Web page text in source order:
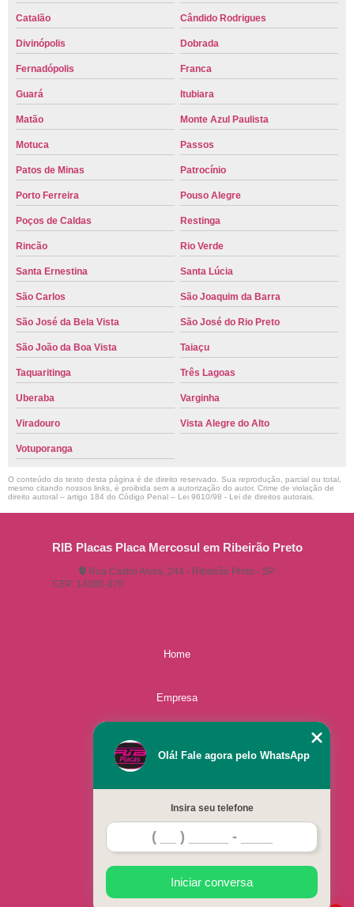
Catalão Cândido Rodrigues
Divinópolis Dobrada
Fernadópolis Franca
Guará Itubiara
Matão Monte Azul Paulista
Motuca Passos
Patos de Minas Patrocínio
Porto Ferreira Pouso Alegre
Poços de Caldas Restinga
Rincão Rio Verde
Santa Ernestina Santa Lúcia
São Carlos São Joaquim da Barra
São José da Bela Vista São José do Rio Preto
São João da Boa Vista Taiaçu
Taquaritinga Três Lagoas
Uberaba Varginha
Viradouro Vista Alegre do Alto
Votuporanga
O conteúdo do texto desta página é de direito reservado. Sua reprodução, parcial ou total,
mesmo citando nossos links, é proibida sem a autorização do autor. Crime de violação de
direito autoral – artigo 184 do Código Penal – Lei 9610/98 - Lei de direitos autorais
RIB Placas Placa Mercosul em Ribeirão Preto
Rua Castro Alves, 244 - Ribeirão Preto - SP
CEP: 14080-370
Home
Empresa
Contato
Olá! Fale agora pelo WhatsApp
Insira seu telefone
Iniciar conversa